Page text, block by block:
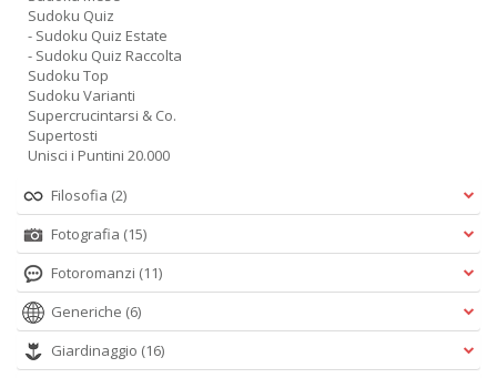
Sudoku Quiz
- Sudoku Quiz Estate
- Sudoku Quiz Raccolta
Sudoku Top
Sudoku Varianti
Supercrucintarsi & Co.
Supertosti
Unisci i Puntini 20.000
Filosofia (2)
Fotografia (15)
Fotoromanzi (11)
Generiche (6)
Giardinaggio (16)